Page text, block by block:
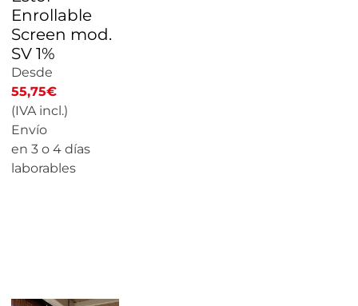
Enrollable
Screen mod.
SV 1%
Desde
55,75€
(IVA incl.)
Envío
en 3 o 4 días
laborables